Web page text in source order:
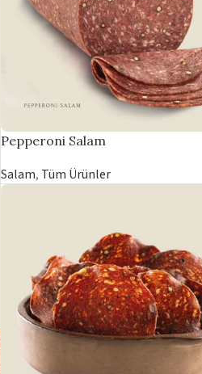
Pepperoni Salam
Salam, Tüm Ürünler